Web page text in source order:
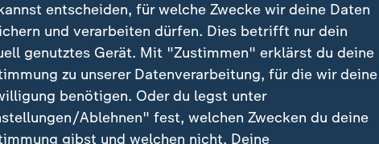
entscheiden, für welche Zwecke wir deine Daten
und verarbeiten dürfen. Dies betrifft nur dein
genutztes Gerät. Mit "Zustimmen" erklärst du deine
zu unserer Datenverarbeitung, für die wir deine
benötigen. Oder du legst unter
Ablehnen" fest, welchen Zwecken du deine
gibst und welchen nicht. Deine